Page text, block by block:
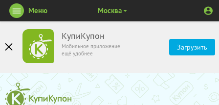
КупиКупон
Мобильное приложение
ещё удобнее
Загрузить
Меню Москва